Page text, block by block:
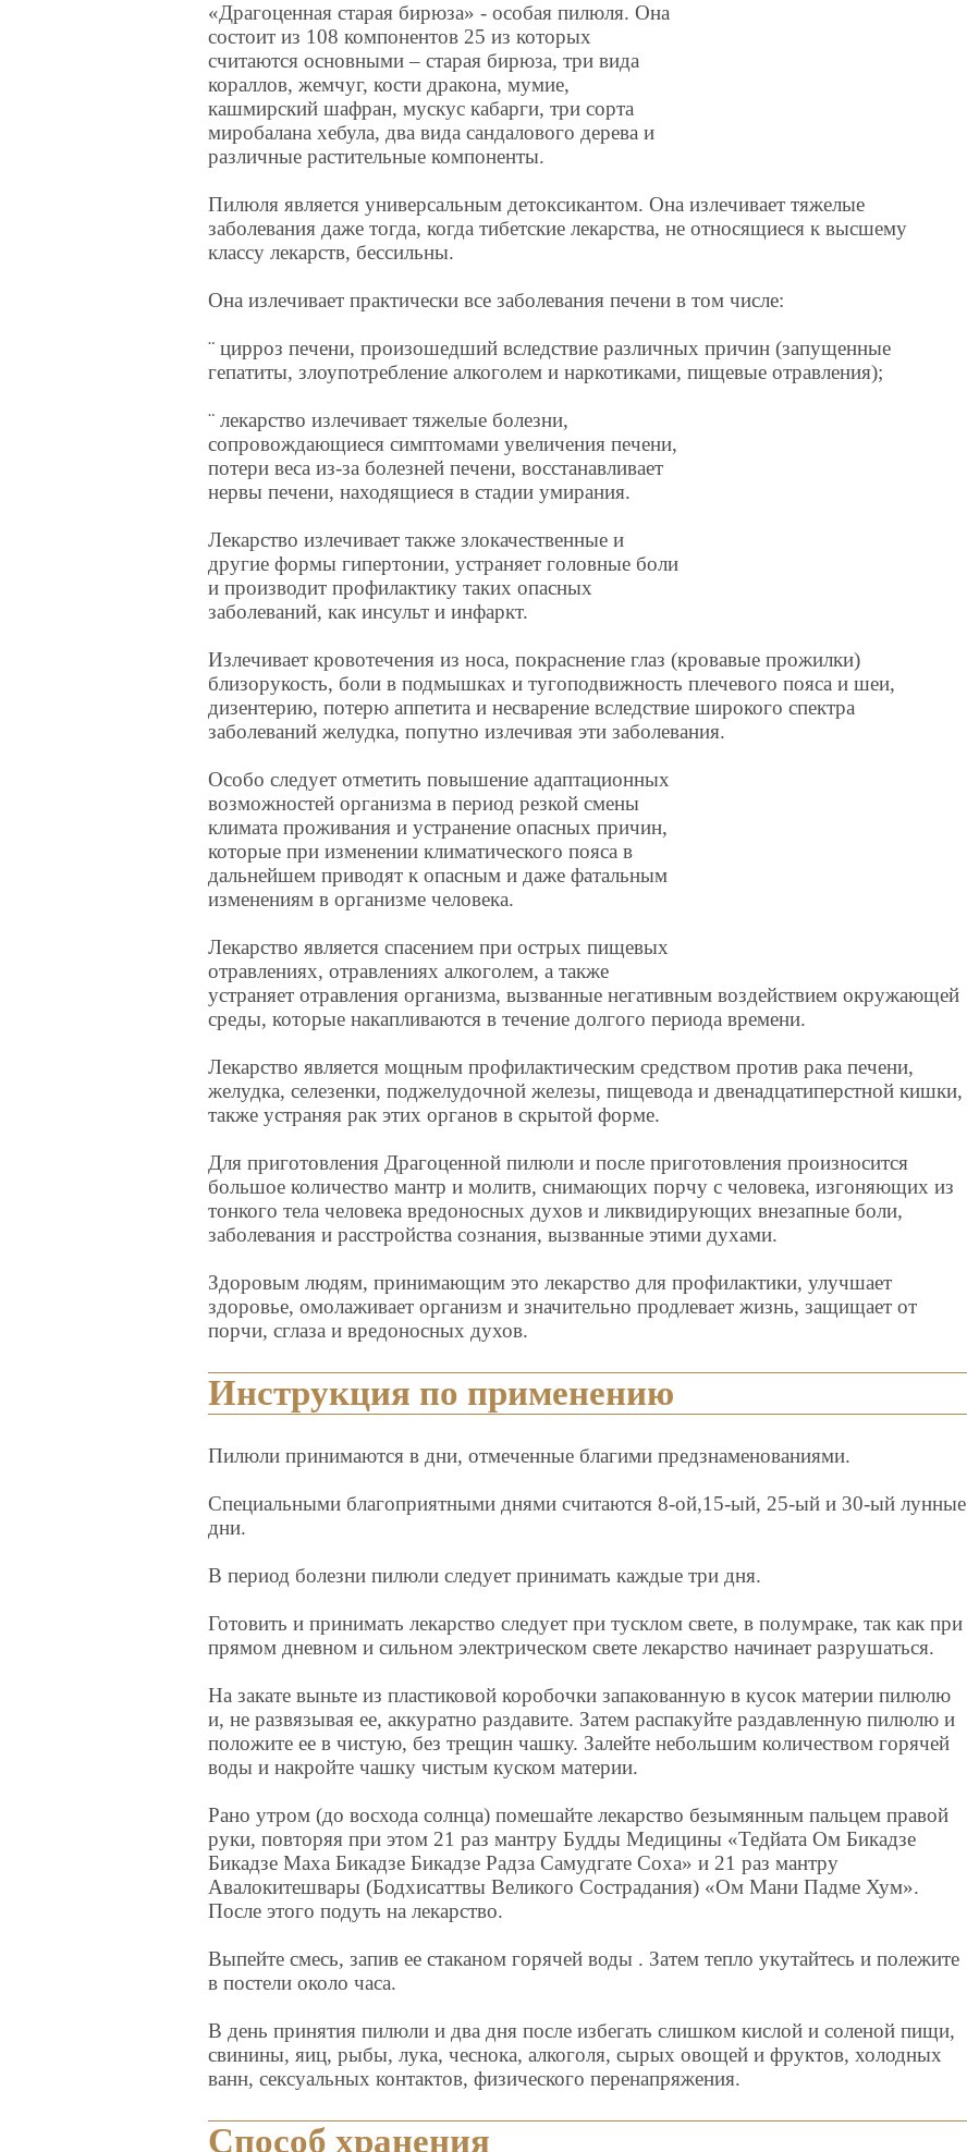
«Драгоценная старая бирюза» - особая пилюля. Она
состоит из 108 компонентов 25 из которых
считаются основными – старая бирюза, три вида
кораллов, жемчуг, кости дракона, мумие,
кашмирский шафран, мускус кабарги, три сорта
миробалана хебула, два вида сандалового дерева и
различные растительные компоненты.
Пилюля является универсальным детоксикантом. Она излечивает тяжелые
заболевания даже тогда, когда тибетские лекарства, не относящиеся к высшему
классу лекарств, бессильны.
Она излечивает практически все заболевания печени в том числе:
¨ цирроз печени, произошедший вследствие различных причин (запущенные
гепатиты, злоупотребление алкоголем и наркотиками, пищевые отравления);
¨ лекарство излечивает тяжелые болезни,
сопровождающиеся симптомами увеличения печени,
потери веса из-за болезней печени, восстанавливает
нервы печени, находящиеся в стадии умирания.
Лекарство излечивает также злокачественные и
другие формы гипертонии, устраняет головные боли
и производит профилактику таких опасных
заболеваний, как инсульт и инфаркт.
Излечивает кровотечения из носа, покраснение глаз (кровавые прожилки)
близорукость, боли в подмышках и тугоподвижность плечевого пояса и шеи,
дизентерию, потерю аппетита и несварение вследствие широкого спектра
заболеваний желудка, попутно излечивая эти заболевания.
Особо следует отметить повышение адаптационных
возможностей организма в период резкой смены
климата проживания и устранение опасных причин,
которые при изменении климатического пояса в
дальнейшем приводят к опасным и даже фатальным
изменениям в организме человека.
Лекарство является спасением при острых пищевых
отравлениях, отравлениях алкоголем, а также
устраняет отравления организма, вызванные негативным воздействием окружающей
среды, которые накапливаются в течение долгого периода времени.
Лекарство является мощным профилактическим средством против рака печени,
желудка, селезенки, поджелудочной железы, пищевода и двенадцатиперстной кишки,
также устраняя рак этих органов в скрытой форме.
Для приготовления Драгоценной пилюли и после приготовления произносится
большое количество мантр и молитв, снимающих порчу с человека, изгоняющих из
тонкого тела человека вредоносных духов и ликвидирующих внезапные боли,
заболевания и расстройства сознания, вызванные этими духами.
Здоровым людям, принимающим это лекарство для профилактики, улучшает
здоровье, омолаживает организм и значительно продлевает жизнь, защищает от
порчи, сглаза и вредоносных духов.
Инструкция по применению
Пилюли принимаются в дни, отмеченные благими предзнаменованиями.
Специальными благоприятными днями считаются 8-ой,15-ый, 25-ый и 30-ый лунные
дни.
В период болезни пилюли следует принимать каждые три дня.
Готовить и принимать лекарство следует при тусклом свете, в полумраке, так как при
прямом дневном и сильном электрическом свете лекарство начинает разрушаться.
На закате выньте из пластиковой коробочки запакованную в кусок материи пилюлю
и, не развязывая ее, аккуратно раздавите. Затем распакуйте раздавленную пилюлю и
положите ее в чистую, без трещин чашку. Залейте небольшим количеством горячей
воды и накройте чашку чистым куском материи.
Рано утром (до восхода солнца) помешайте лекарство безымянным пальцем правой
руки, повторяя при этом 21 раз мантру Будды Медицины «Тедйата Ом Бикадзе
Бикадзе Маха Бикадзе Бикадзе Радза Самудгате Соха» и 21 раз мантру
Авалокитешвары (Бодхисаттвы Великого Сострадания) «Ом Мани Падме Хум».
После этого подуть на лекарство.
Выпейте смесь, запив ее стаканом горячей воды . Затем тепло укутайтесь и полежите
в постели около часа.
В день принятия пилюли и два дня после избегать слишком кислой и соленой пищи,
свинины, яиц, рыбы, лука, чеснока, алкоголя, сырых овощей и фруктов, холодных
ванн, сексуальных контактов, физического перенапряжения.
Способ хранения